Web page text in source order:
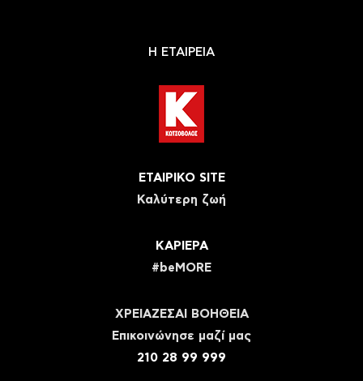
Η ΕΤΑΙΡΕΙΑ
ΕΤΑΙΡΙΚΟ SITE
Καλύτερη ζωή
ΚΑΡΙΕΡΑ
#beMORE
ΧΡΕΙΑΖΕΣΑΙ ΒΟΗΘΕΙΑ
Eπικοινώνησε μαζί μας
210 28 99 999